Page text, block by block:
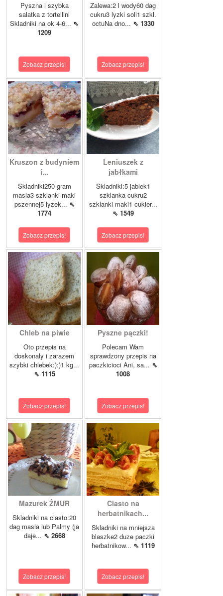
Pyszna i szybka
salatka z tortellini
Skladniki na ok 4-6... ⇖
1209
Zobacz przepis!
Zalewa:2 l wody60 dag
cukru3 lyzki soli1 szkl.
octuNa dno... ⇖ 1330
Zobacz przepis!
Kruszon z budyniem
i...
Skladniki250 gram
masla3 szklanki maki
pszennej5 lyzek... ⇖
1774
Zobacz przepis!
Leniuszek z
jabłkami
Skladniki:5 jablek1
szklanka cukru2
szklanki maki1 cukier...
⇖ 1549
Zobacz przepis!
Chleb na piwie
Oto przepis na
doskonaly i zarazem
szybki chlebek:):)1 kg...
⇖ 1115
Zobacz przepis!
Pyszne pączki!
Polecam Wam
sprawdzony przepis na
paczkicioci Ani, sa... ⇖
1008
Zobacz przepis!
Mazurek ŻMUR
Skladniki na ciasto:20
dag masla lub Palmy (ja
daje... ⇖ 2668
Zobacz przepis!
Ciasto na
herbatnikach...
Skladniki na mniejsza
blaszke2 duze paczki
herbatnikow... ⇖ 1119
Zobacz przepis!